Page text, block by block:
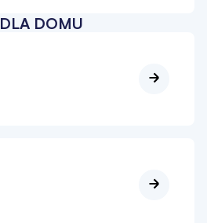
DLA DOMU